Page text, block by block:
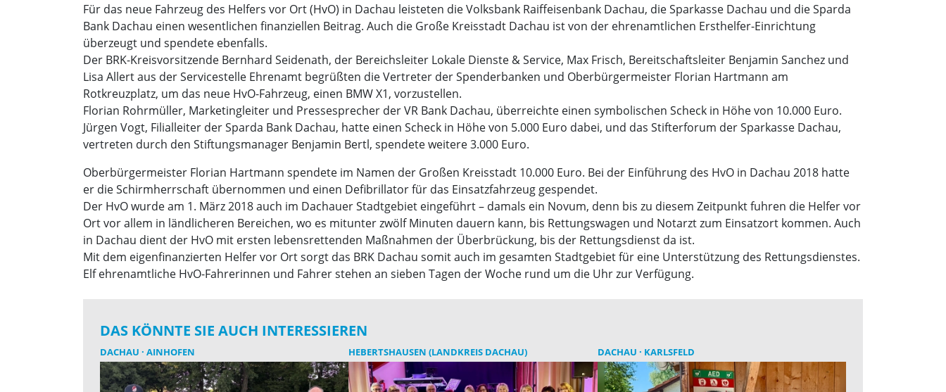
Für das neue Fahrzeug des Helfers vor Ort (HvO) in Dachau leisteten die Volksbank Raiffeisenbank Dachau, die Sparkasse Dachau und die Sparda
Bank Dachau einen wesentlichen finanziellen Beitrag. Auch die Große Kreisstadt Dachau ist von der ehrenamtlichen Ersthelfer-Einrichtung
überzeugt und spendete ebenfalls.
Der BRK-Kreisvorsitzende Bernhard Seidenath, der Bereichsleiter Lokale Dienste & Service, Max Frisch, Bereitschaftsleiter Benjamin Sanchez und
Lisa Allert aus der Servicestelle Ehrenamt begrüßten die Vertreter der Spenderbanken und Oberbürgermeister Florian Hartmann am
Rotkreuzplatz, um das neue HvO-Fahrzeug, einen BMW X1, vorzustellen.
Florian Rohrmüller, Marketingleiter und Pressesprecher der VR Bank Dachau, überreichte einen symbolischen Scheck in Höhe von 10.000 Euro.
Jürgen Vogt, Filialleiter der Sparda Bank Dachau, hatte einen Scheck in Höhe von 5.000 Euro dabei, und das Stifterforum der Sparkasse Dachau,
vertreten durch den Stiftungsmanager Benjamin Bertl, spendete weitere 3.000 Euro.
Oberbürgermeister Florian Hartmann spendete im Namen der Großen Kreisstadt 10.000 Euro. Bei der Einführung des HvO in Dachau 2018 hatte
er die Schirmherrschaft übernommen und einen Defibrillator für das Einsatzfahrzeug gespendet.
Der HvO wurde am 1. März 2018 auch im Dachauer Stadtgebiet eingeführt – damals ein Novum, denn bis zu diesem Zeitpunkt fuhren die Helfer vor
Ort vor allem in ländlicheren Bereichen, wo es mitunter zwölf Minuten dauern kann, bis Rettungswagen und Notarzt zum Einsatzort kommen. Auch
in Dachau dient der HvO mit ersten lebensrettenden Maßnahmen der Überbrückung, bis der Rettungsdienst da ist.
Mit dem eigenfinanzierten Helfer vor Ort sorgt das BRK Dachau somit auch im gesamten Stadtgebiet für eine Unterstützung des Rettungsdienstes.
Elf ehrenamtliche HvO-Fahrerinnen und Fahrer stehen an sieben Tagen der Woche rund um die Uhr zur Verfügung.
DAS KÖNNTE SIE AUCH INTERESSIEREN
DACHAU AINHOFEN HEBERTSHAUSEN (LANDKREIS DACHAU) DACHAU KARLSFELD